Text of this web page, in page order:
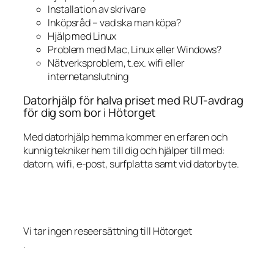
Installation av skrivare
Inköpsråd – vad ska man köpa?
Hjälp med Linux
Problem med Mac, Linux eller Windows?
Nätverksproblem, t.ex. wifi eller
internetanslutning
Datorhjälp för halva priset med RUT-avdrag
för dig som bor i Hötorget
Med datorhjälp hemma kommer en erfaren och
kunnig tekniker hem till dig och hjälper till med:
datorn, wifi, e-post, surfplatta samt vid datorbyte.
Vi tar ingen reseersättning till Hötorget
.